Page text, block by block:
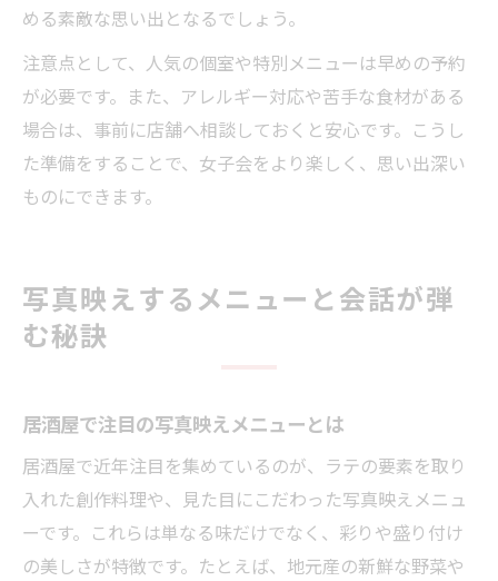
める素敵な思い出となるでしょう。
注意点として、人気の個室や特別メニューは早めの予約
が必要です。また、アレルギー対応や苦手な食材がある
場合は、事前に店舗へ相談しておくと安心です。こうし
た準備をすることで、女子会をより楽しく、思い出深い
ものにできます。
写真映えするメニューと会話が弾
む秘訣
居酒屋で注目の写真映えメニューとは
居酒屋で近年注目を集めているのが、ラテの要素を取り
入れた創作料理や、見た目にこだわった写真映えメニュ
ーです。これらは単なる味だけでなく、彩りや盛り付け
の美しさが特徴です。たとえば、地元産の新鮮な野菜や